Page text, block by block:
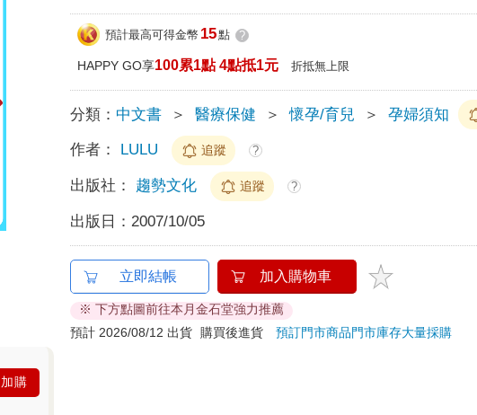
加購
預計最高可得金幣 15點 ?
HAPPY GO享100累1點 4點抵1元 折抵無上限
分類： 中文書 ＞ 醫療保健 ＞ 懷孕/育兒 ＞ 孕婦須知
作者： LULU 追蹤 ?
出版社： 趨勢文化 追蹤 ?
出版日： 2007/10/05
立即結帳 加入購物車
※ 下方點圖前往本月金石堂強力推薦
預計 2026/08/12 出貨
購買後進貨預訂門市商品門市庫存大量採購